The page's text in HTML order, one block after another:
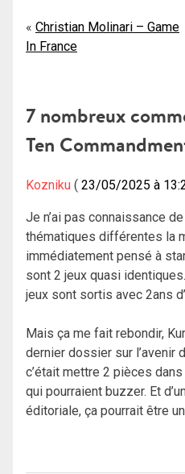
Navigation
de
Christian Molinari – Game
In France
7 nombreux
Ten
Kozniku 23/05/2025 à
Je n’ai pas connaissance
thématiques différentes la
immédiatement pensé à
sont 2 jeux quasi
jeux sont sortis avec 2ans
Mais ça me fait rebondir,
dernier dossier sur l’avenir
c’était mettre 2 pièces
qui pourraient buzzer. Et
éditoriale, ça pourrait être